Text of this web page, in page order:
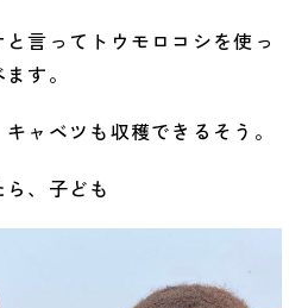
言ってトウモロコシを使っ
す。
ャベツも収穫できるそう。
、子ども